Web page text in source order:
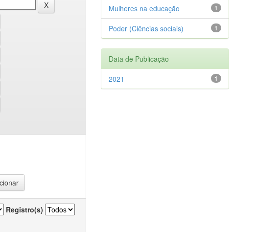
Registro(s)
1
Mulheres na educação
1
Poder (Ciências sociais)
Data de Publicação
1
2021